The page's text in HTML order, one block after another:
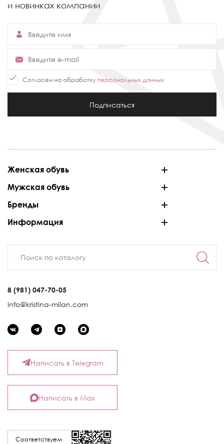
и новинках компании
Согласен на обработку персональных данных
Подписаться
Женская обувь
Мужская обувь
Бренды
Информация
8 (981) 047-70-05
info@kristina-milan.com
Соответствуем
Написать в Telegram
Написать в Max